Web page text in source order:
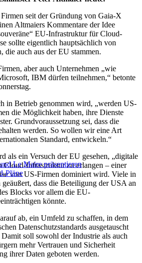
seit der Gründung von Gaia-X
Altmaiers Kommentare der Idee
EU-Infrastruktur für Cloud-
sollte eigentlich hauptsächlich von
die auch aus der EU stammen.
aber auch Unternehmen „wie
IBM dürfen teilnehmen,“ betonte
.
in Betrieb genommen wird, „werden US-
die Möglichkeit haben, ihre Dienste
Grundvoraussetzung sei, dass die
werden. So wollen wir eine Art
Standard, entwickeln.“
Le Maire präsentieren
Pläne
als ein Versuch der EU gesehen, „digitale
Cloud-Infrastruktur zu erlangen – einer
von US-Firmen dominiert wird. Viele in
dass die Beteiligung der USA an
Blocks vor allem die EU-
könnte.
ab, ein Umfeld zu schaffen, in dem
Datenschutzstandards ausgetauscht
soll sowohl der Industrie als auch
mehr Vertrauen und Sicherheit
ihrer Daten geboten werden.